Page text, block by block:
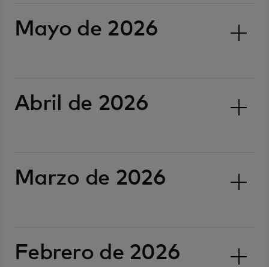
Mayo de 2026
Abril de 2026
Marzo de 2026
Febrero de 2026